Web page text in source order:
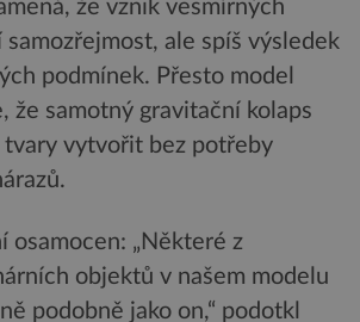
že vznik vesmírných
samozřejmost, ale spíš výsledek
podmínek. Přesto model
že samotný gravitační kolaps
tvary vytvořit bez potřeby
osamocen: „Některé z
objektů v našem modelu
podobně jako on,“ podotkl